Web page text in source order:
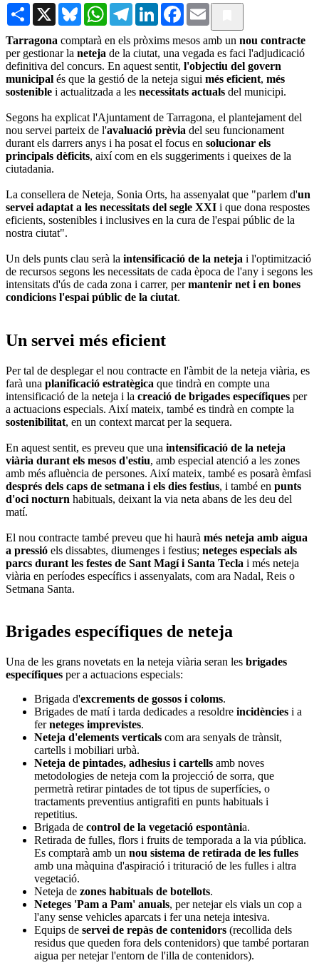
Share X BlueskyWhatsAppTelegramLinkedInFacebook
Email
Tarragona comptarà en els pròxims mesos amb un nou contracte
per gestionar la neteja de la ciutat, una vegada es faci l'adjudicació
definitiva del concurs. En aquest sentit, l'objectiu del govern
municipal és que la gestió de la neteja sigui més eficient, més
sostenible i actualitzada a les necessitats actuals del municipi.
Segons ha explicat l'Ajuntament de Tarragona, el plantejament del
nou servei parteix de l'avaluació prèvia del seu funcionament
durant els darrers anys i ha posat el focus en solucionar els
principals dèficits, així com en els suggeriments i queixes de la
ciutadania.
La consellera de Neteja, Sonia Orts, ha assenyalat que "parlem d'un
servei adaptat a les necessitats del segle XXI i que dona respostes
eficients, sostenibles i inclusives en la cura de l'espai públic de la
nostra ciutat".
Un dels punts clau serà la intensificació de la neteja i l'optimització
de recursos segons les necessitats de cada època de l'any i segons les
intensitats d'ús de cada zona i carrer, permantenir net i en bones
condicions l'espai públic de la ciutat.
Un servei més eficient
Per tal de desplegar el nou contracte en l'àmbit de la neteja viària, es
farà una planificació estratègica que tindrà en compte una
intensificació de la neteja i la creació de brigades específiques per
a actuacions especials. Així mateix, també es tindrà en compte la
sostenibilitat, en un context marcat per la sequera.
En aquest sentit, es preveu que una intensificació de la neteja
viària durant els mesos d'estiu, amb especial atenció a les zones
amb més afluència de persones. Així mateix, també es posarà èmfasi
després dels caps de setmana i els dies festius, i també en punts
d'oci nocturn habituals, deixant la via neta abans de les deu del
matí.
El nou contracte també preveu que hi haurà més neteja amb aigua
a pressió els dissabtes, diumenges i festius; neteges especials als
parcs durant les festes de Sant Magí i Santa Tecla i més neteja
viària en períodes específics i assenyalats, com ara Nadal, Reis o
Setmana Santa.
Brigades específiques de neteja
Una de les grans novetats en la neteja viària seran les brigades
específiques per a actuacions especials:
Brigada d'excrements de gossos i coloms.
Brigades de matí i tarda dedicades a resoldre incidències i a
ferneteges imprevistes.
Neteja d'elements verticals com ara senyals de trànsit,
cartells i mobiliari urbà.
Neteja de pintades, adhesius i cartells amb noves
metodologies de neteja com la projecció de sorra, que
permetrà retirar pintades de tot tipus de superfícies, o
tractaments preventius antigrafiti en punts habituals i
repetitius.
Brigada de control de la vegetació espontània.
Retirada de fulles, flors i fruits de temporada a la via pública.
Es comptarà amb un nou sistema de retirada de les fulles
amb una màquina d'aspiració i trituració de les fulles i altra
vegetació.
Neteja de zones habituals de botellots.
Neteges 'Pam a Pam' anuals, per netejar els vials un cop a
l'any sense vehicles aparcats i fer una neteja intesiva.
Equips de servei de repàs de contenidors (recollida dels
residus que queden fora dels contenidors) que també portaran
aigua per netejar l'entorn de l'illa de contenidors).